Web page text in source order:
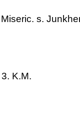
s.
K.M.